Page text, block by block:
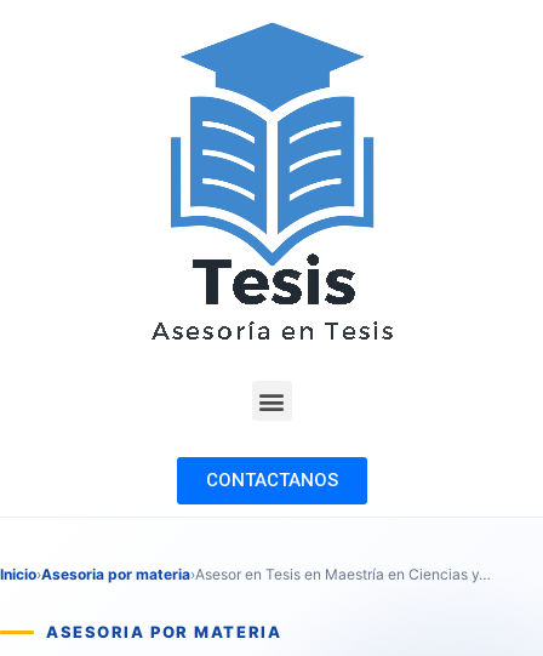
CONTACTANOS
Inicio›Asesoria por materia›Asesor en Tesis en Maestría en Ciencias y…
ASESORIA POR MATERIA